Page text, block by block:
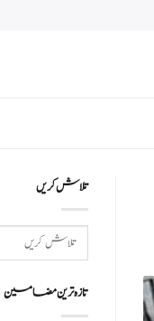
تلاش کریں
تازہ ترین مضامین